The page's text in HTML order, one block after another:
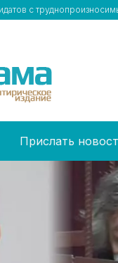
с
Прислать